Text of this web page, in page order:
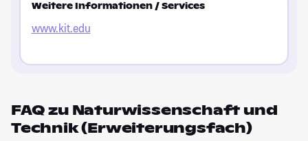
Weitere Informationen / Services
www.kit.edu
FAQ zu Naturwissenschaft und
Technik (Erweiterungsfach)